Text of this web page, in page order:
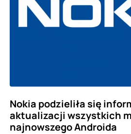
Nokia podzieliła się
aktualizacji wszystkich
najnowszego Androida